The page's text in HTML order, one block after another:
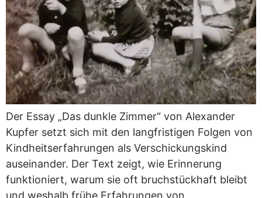
Der Essay „Das dunkle Zimmer“ von Alexander
Kupfer setzt sich mit den langfristigen Folgen von
Kindheitserfahrungen als Verschickungskind
auseinander. Der Text zeigt, wie Erinnerung
funktioniert, warum sie oft bruchstückhaft bleibt
und weshalb frühe Erfahrungen von